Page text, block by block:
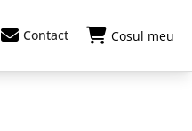
Contact Cosul meu